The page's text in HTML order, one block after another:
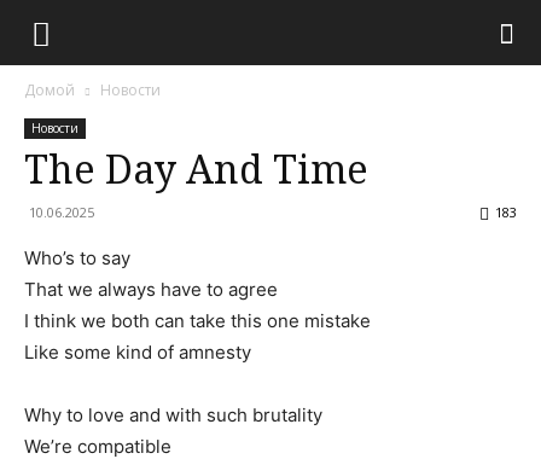
Домой Новости
Новости
The Day And Time
10.06.2025 183
Who’s to say
That we always have to agree
I think we both can take this one mistake
Like some kind of amnesty
Why to love and with such brutality
We’re compatible